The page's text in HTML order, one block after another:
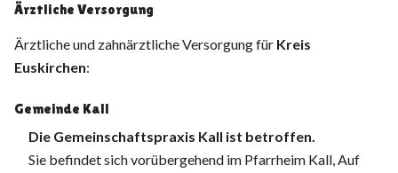
Ärztliche Versorgung
Ärztliche und zahnärztliche Versorgung für Kreis
Euskirchen:
Gemeinde Kall
Die Gemeinschaftspraxis Kall ist betroffen.
Sie befindet sich vorübergehend im Pfarrheim Kall, Auf